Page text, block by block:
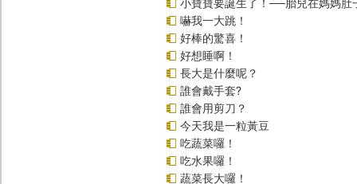
小寶寶要誕生了！──胎兒在媽媽肚
嚇我一大跳！
好棒的驚喜！
好想睡啊！
長大是什麼呢？
誰會戴手套?
誰會用剪刀？
今天我是一粒黃豆
吃蔬菜囉！
吃水果囉！
蔬菜長大囉！